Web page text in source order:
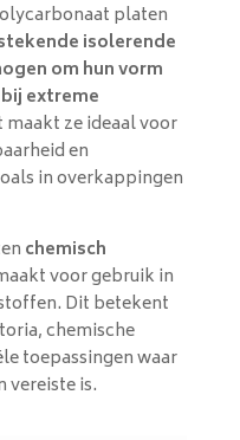
platen
isolerende
om hun vorm
extreme
maakt ze ideaal voor
en
in overkappingen
chemisch
voor gebruik in
Dit betekent
chemische
toepassingen waar
vereiste is.